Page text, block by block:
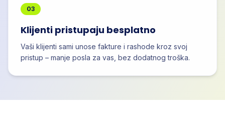
03
Klijenti pristupaju besplatno
Vaši klijenti sami unose fakture i rashode kroz svoj
pristup – manje posla za vas, bez dodatnog troška.